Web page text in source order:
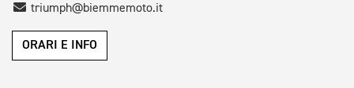
triumph@biemmemoto.it
ORARI E INFO